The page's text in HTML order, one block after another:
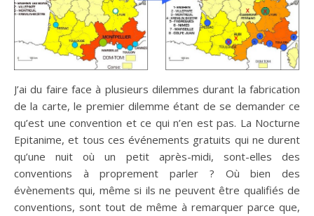
J’ai du faire face à plusieurs dilemmes durant la fabrication
de la carte, le premier dilemme étant de se demander ce
qu’est une convention et ce qui n’en est pas. La Nocturne
Epitanime, et tous ces événements gratuits qui ne durent
qu’une nuit où un petit après-midi, sont-elles des
conventions à proprement parler ? Où bien des
évènements qui, même si ils ne peuvent être qualifiés de
conventions, sont tout de même à remarquer parce que,